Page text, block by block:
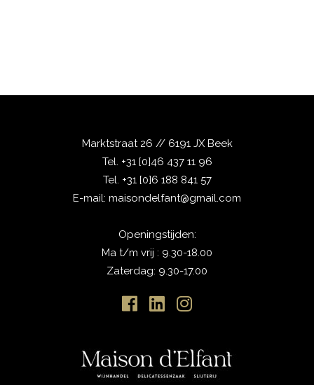
Marktstraat 26 // 6191 JX Beek
Tel. +31 [0]46 437 11 96
Tel. +31 [0]6 188 841 57
E-mail: maisondelfant@gmail.com
Openingstijden:
Ma t/m vrij : 9.30-18.00
Zaterdag: 9.30-17.00